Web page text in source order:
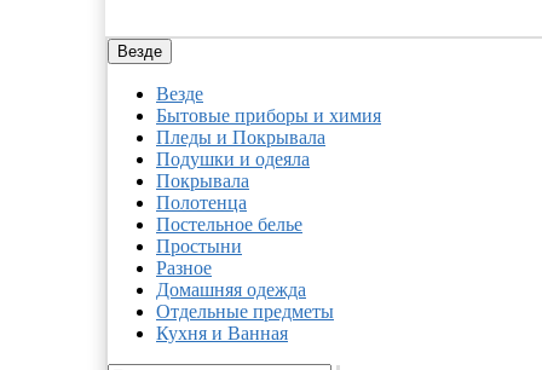
Везде
Везде
Бытовые приборы и химия
Пледы и Покрывала
Подушки и одеяла
Покрывала
Полотенца
Постельное белье
Простыни
Разное
Домашняя одежда
Отдельные предметы
Кухня и Ванная